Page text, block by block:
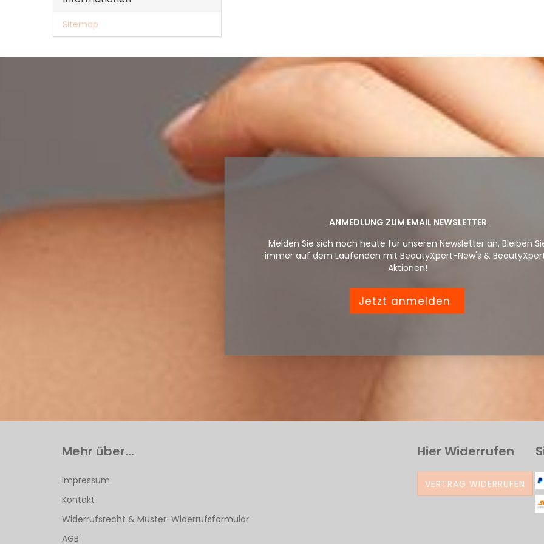
Sitemap
ANMEDLUNG ZUM EMAIL NEWSLETTER
Melden Sie sich noch heute für unseren Newsletter an. Bleiben
immer auf dem Laufenden mit BeautyXpert-New's &
Aktionen!
Jetzt anmelden
Mehr über...
Impressum
Kontakt
Widerrufsrecht & Muster-Widerrufsformular
AGB
Hier Widerrufen
VERTRAG WIDERRUFEN